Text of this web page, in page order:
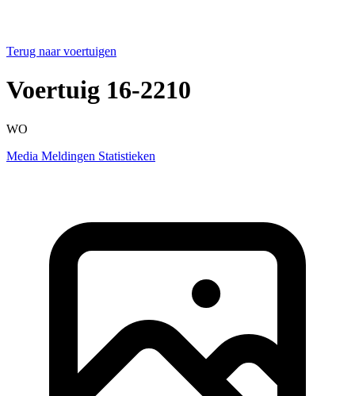
Terug naar voertuigen
Voertuig 16-2210
WO
Media Meldingen Statistieken